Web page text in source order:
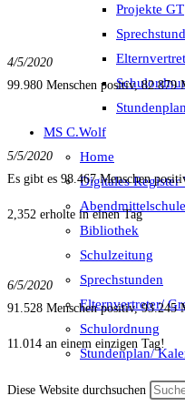
Projekte GT
MS C.Wolf
Home
Digitales Register
Abendmittelschule
Bibliothek
Schulzeitung
Sprechstunden
Elternvertreter/
Schulordnung
Stundenplan/
Diese Website durchsuchen
4/5/2020
99.980 Menschen positiv, 82.879
5/5/2020
Es gibt es 98.467 Menschen
2,352 erholte in einen Tag
6/5/2020
91.528 Menschen positiv, 93.245
11.014 an einem einzigen Tag!